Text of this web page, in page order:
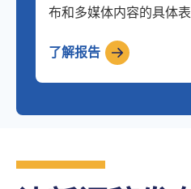
布和多媒体内容的具体表
了解报告